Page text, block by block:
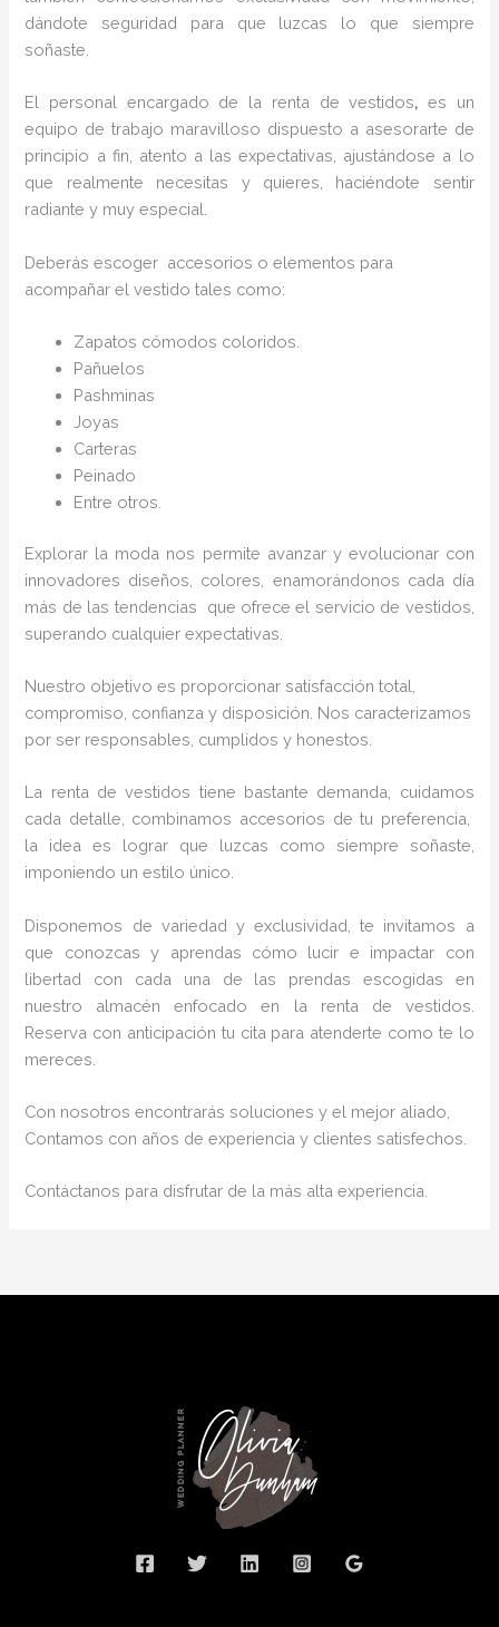
dándote seguridad para que luzcas lo que siempre
soñaste.
El personal encargado de la renta de vestidos, es un
equipo de trabajo maravilloso dispuesto a asesorarte de
principio a fin, atento a las expectativas, ajustándose a lo
que realmente necesitas y quieres, haciéndote sentir
radiante y muy especial.
Deberás escoger accesorios o elementos para
acompañar el vestido tales como:
Zapatos cómodos coloridos.
Pañuelos
Pashminas
Joyas
Carteras
Peinado
Entre otros.
Explorar la moda nos permite avanzar y evolucionar con
innovadores diseños, colores, enamorándonos cada día
más de las tendencias que ofrece el servicio de vestidos,
superando cualquier expectativas.
Nuestro objetivo es proporcionar satisfacción total,
compromiso, confianza y disposición. Nos caracterizamos
por ser responsables, cumplidos y honestos.
La renta de vestidos tiene bastante demanda, cuidamos
cada detalle, combinamos accesorios de tu preferencia,
la idea es lograr que luzcas como siempre soñaste,
imponiendo un estilo único.
Disponemos de variedad y exclusividad, te invitamos a
que conozcas y aprendas cómo lucir e impactar con
libertad con cada una de las prendas escogidas en
nuestro almacén enfocado en la renta de vestidos.
Reserva con anticipación tu cita para atenderte como te lo
mereces.
Con nosotros encontrarás soluciones y el mejor aliado,
Contamos con años de experiencia y clientes satisfechos.
Contáctanos para disfrutar de la más alta experiencia.